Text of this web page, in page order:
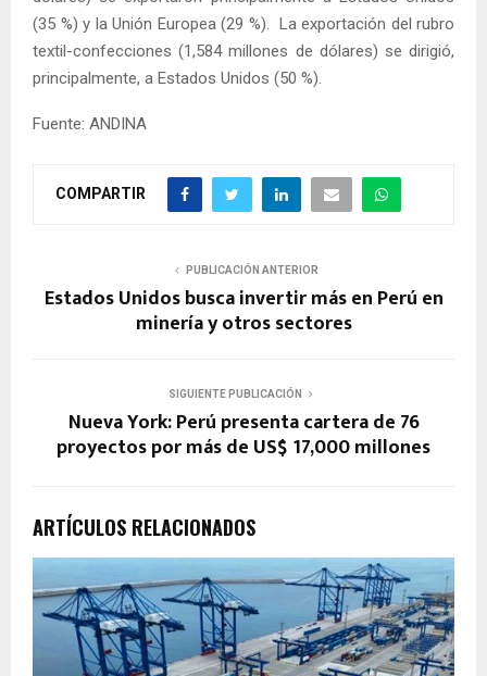
(35 %) y la Unión Europea (29 %). La exportación del rubro
textil-confecciones (1,584 millones de dólares) se dirigió,
principalmente, a Estados Unidos (50 %).
Fuente: ANDINA
COMPARTIR
PUBLICACIÓN ANTERIOR
Estados Unidos busca invertir más en Perú en
minería y otros sectores
SIGUIENTE PUBLICACIÓN
Nueva York: Perú presenta cartera de 76
proyectos por más de US$ 17,000 millones
ARTÍCULOS RELACIONADOS